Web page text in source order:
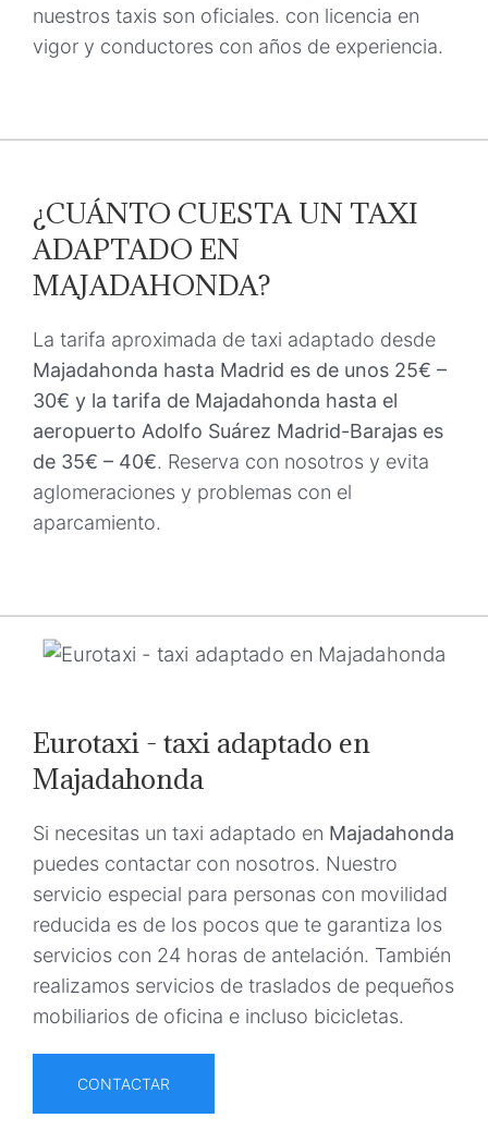
nuestros taxis son oficiales. con licencia en
vigor y conductores con años de experiencia.
¿CUÁNTO CUESTA UN TAXI
ADAPTADO EN
MAJADAHONDA?
La tarifa aproximada de taxi adaptado desde
Majadahonda hasta Madrid es de unos 25€ –
30€ y la tarifa de Majadahonda hasta el
aeropuerto Adolfo Suárez Madrid-Barajas es
de 35€ – 40€. Reserva con nosotros y evita
aglomeraciones y problemas con el
aparcamiento.
Eurotaxi - taxi adaptado en
Majadahonda
Si necesitas un taxi adaptado en Majadahonda
puedes contactar con nosotros. Nuestro
servicio especial para personas con movilidad
reducida es de los pocos que te garantiza los
servicios con 24 horas de antelación. También
realizamos servicios de traslados de pequeños
mobiliarios de oficina e incluso bicicletas.
CONTACTAR